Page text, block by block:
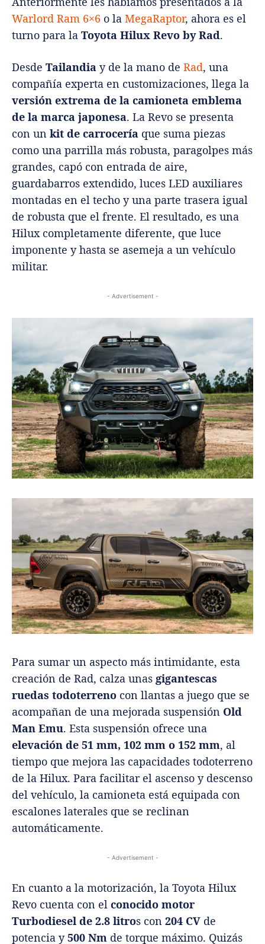
Warlord Ram 6×6 o la MegaRaptor, ahora es el
turno para la Toyota Hilux Revo by Rad.
Desde Tailandia y de la mano de Rad, una
compañía experta en customizaciones, llega la
versión extrema de la camioneta emblema
de la marca japonesa. La Revo se presenta
con un kit de carrocería que suma piezas
como una parrilla más robusta, paragolpes más
grandes, capó con entrada de aire,
guardabarros extendido, luces LED auxiliares
montadas en el techo y una parte trasera igual
de robusta que el frente. El resultado, es una
Hilux completamente diferente, que luce
imponente y hasta se asemeja a un vehículo
militar.
- Advertisement -
Para sumar un aspecto más intimidante, esta
creación de Rad, calza unas gigantescas
ruedas todoterreno con llantas a juego que se
acompañan de una mejorada suspensión Old
Man Emu. Esta suspensión ofrece una
elevación de 51 mm, 102 mm o 152 mm, al
tiempo que mejora las capacidades todoterreno
de la Hilux. Para facilitar el ascenso y descenso
del vehículo, la camioneta está equipada con
escalones laterales que se reclinan
automáticamente.
- Advertisement -
En cuanto a la motorización, la Toyota Hilux
Revo cuenta con el conocido motor
Turbodiesel de 2.8 litros con 204 CV de
potencia y500 Nm de torque máximo. Quizás